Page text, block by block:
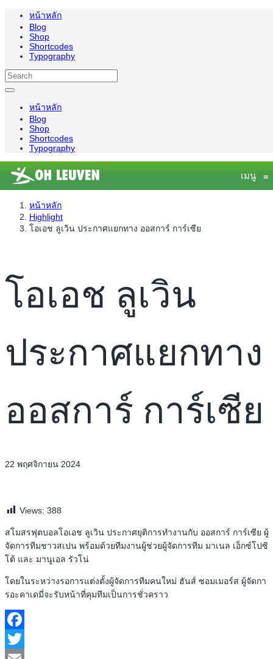
หน้าหลัก
Blog
Shop
Shortcodes
Typography
หน้าหลัก
Blog
Shop
Shortcodes
Typography
เมนู ≡
หน้าหลัก
Highlight
โอเอช ลูเวิน ประกาศแยกทาง ออสการ์ การ์เซีย
โอเอช ลูเวิน
ประกาศแยกทาง
ออสการ์ การ์เซีย
22 พฤศจิกายน 2024
Views: 388
สโมสรฟุตบอลโอเอช ลูเวิน ประกาศยุติการทำงานกับ ออสการ์ การ์เซีย ผู้
จัดการทีมชาวสเปน พร้อมด้วยทีมงานผู้ช่วยผู้จัดการทีม มาเนล เอ็กซ์โปซิ
โต้ และ มานูเอล รัวโน่
โดยในระหว่างรอการแต่งตั้งผู้จัดการทีมคนใหม่ ฮันส์ ซอมเมอร์ส ผู้จัดกา
รอะคาเดมี่จะรับหน้าที่คุมทีมเป็นการชั่วคราว
Facebook